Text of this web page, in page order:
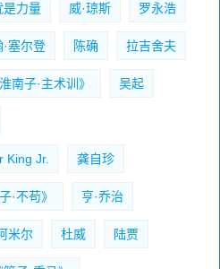
是力量 威·琼斯 罗永浩
·塞尔登 陈确 拉吉舍夫
淮南子·主术训》 吴起
King Jr. 龚自珍
·不苟》 亨·乔治
米尔 杜威 陆贾